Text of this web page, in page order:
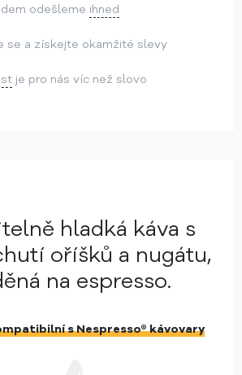
odešleme ihned
se a získejte okamžité slevy
je pro nás víc než slovo
hladká káva s
oříšků a nugátu,
na espresso.
s Nespresso® kávovary